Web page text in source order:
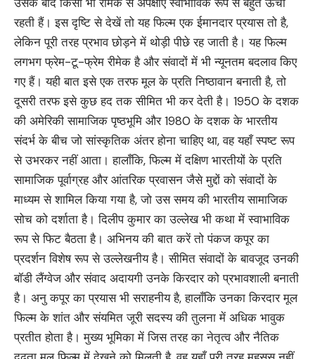
रहती हैं। इस दृष्टि से देखें तो यह फिल्म एक ईमानदार प्रयास तो है,
लेकिन पूरी तरह प्रभाव छोड़ने में थोड़ी पीछे रह जाती है। यह फिल्म
लगभग फ्रेम-टू-फ्रेम रीमेक है और संवादों में भी न्यूनतम बदलाव किए
गए हैं। यही बात इसे एक तरफ मूल के प्रति निष्ठावान बनाती है, तो
दूसरी तरफ इसे कुछ हद तक सीमित भी कर देती है। 1950 के दशक
की अमेरिकी सामाजिक पृष्ठभूमि और 1980 के दशक के भारतीय
संदर्भ के बीच जो सांस्कृतिक अंतर होना चाहिए था, वह यहाँ स्पष्ट रूप
से उभरकर नहीं आता। हालाँकि, फिल्म में दक्षिण भारतीयों के प्रति
सामाजिक पूर्वाग्रह और आंतरिक प्रवासन जैसे मुद्दों को संवादों के
माध्यम से शामिल किया गया है, जो उस समय की भारतीय सामाजिक
सोच को दर्शाता है। दिलीप कुमार का उल्लेख भी कथा में स्वाभाविक
रूप से फिट बैठता है। अभिनय की बात करें तो पंकज कपूर का
प्रदर्शन विशेष रूप से उल्लेखनीय है। सीमित संवादों के बावजूद उनकी
बॉडी लैंग्वेज और संवाद अदायगी उनके किरदार को प्रभावशाली बनाती
है। अनु कपूर का प्रयास भी सराहनीय है, हालाँकि उनका किरदार मूल
फिल्म के शांत और संयमित जूरी सदस्य की तुलना में अधिक भावुक
प्रतीत होता है। मुख्य भूमिका में जिस तरह का नेतृत्व और नैतिक